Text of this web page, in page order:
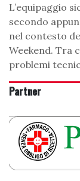
L’equipaggio
secondo
nel contesto
Weekend. Tra
problemi
Partner